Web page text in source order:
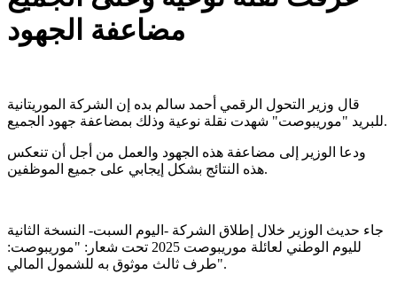
مضاعفة الجهود
قال وزير التحول الرقمي أحمد سالم بده إن الشركة الموريتانية
للبريد "موريبوصت" شهدت نقلة نوعية وذلك بمضاعفة جهود الجميع.
ودعا الوزير إلى مضاعفة هذه الجهود والعمل من أجل أن تنعكس
هذه النتائج بشكل إيجابي على جميع الموظفين.
جاء حديث الوزير خلال إطلاق الشركة -اليوم السبت- النسخة الثانية
لليوم الوطني لعائلة موريبوصت 2025 تحت شعار: "موريبوصت:
طرف ثالث موثوق به للشمول المالي".